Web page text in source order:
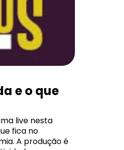
e o que
live nesta
fica no
A produção é